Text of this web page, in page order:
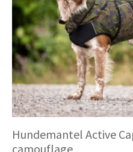
auf
der
Hundemantel Active
camouflage